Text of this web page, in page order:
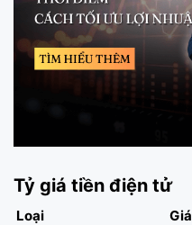
Tỷ giá tiền điện tử
Loại Giá